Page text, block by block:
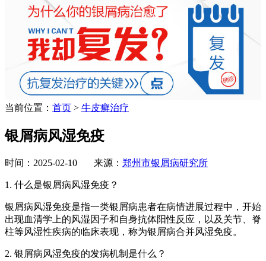
当前位置： 首页 > 牛皮癣治疗
银屑病风湿免疫
时间：2025-02-10 来源： 郑州市银屑病研究所
1. 什么是银屑病风湿免疫？
银屑病风湿免疫是指一类银屑病患者在病情进展过程中，开始
出现血清学上的风湿因子和自身抗体阳性反应，以及关节、脊
柱等风湿性疾病的临床表现，称为银屑病合并风湿免疫。
2. 银屑病风湿免疫的发病机制是什么？